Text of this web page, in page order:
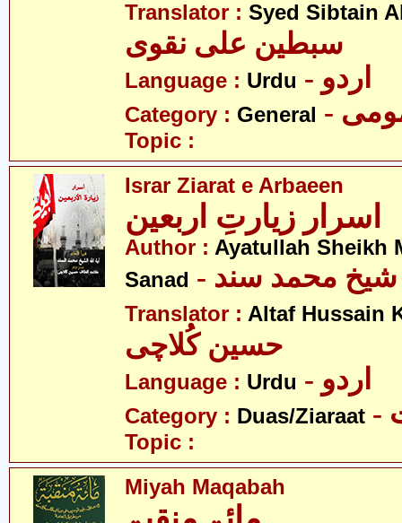
Translator : Syed Sibtain
سبطین علی نقوی
Language : Urdu - اردو
Category : General
Topic :
Israr Ziarat e Arbaeen
اسرار زیارتِ اربعین
Author : Ayatullah Sheikh
Sanad
شیخ محمد سند
Translator : Altaf Hussain
حسین کُلاچی
Language : Urdu - اردو
Category : Duas/Ziaraat
Topic :
Miyah Maqabah